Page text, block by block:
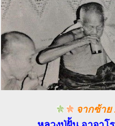
จากซ้าย